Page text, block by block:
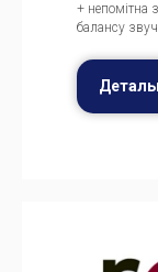
+ непомітна
балансу